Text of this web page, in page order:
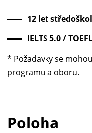
12 let
IELTS 5.0 /
* Požadavky se
programu a oboru.
Poloha